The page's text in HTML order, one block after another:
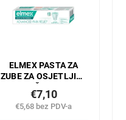
ELMEX PASTA ZA
ZUBE ZA OSJETLJIVE
€5,68 bez PDV-a
€7,10